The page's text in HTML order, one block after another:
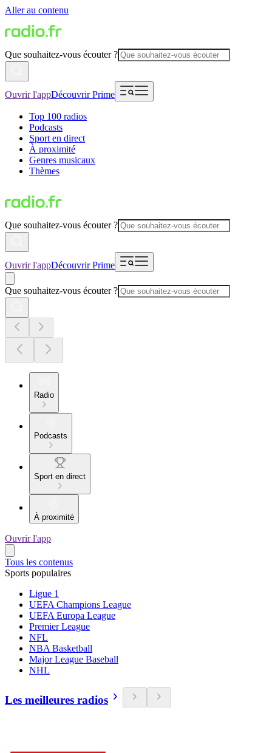
Aller au contenu
Que souhaitez-vous écouter ?
Ouvrir l'appDécouvrir Prime
Top 100 radios
Podcasts
Sport en direct
À proximité
Genres musicaux
Thèmes
Que souhaitez-vous écouter ?
Ouvrir l'appDécouvrir Prime
Que souhaitez-vous écouter ?
Radio
Podcasts
Sport en direct
À proximité
Ouvrir l'app
Tous les contenus
Sports populaires
Ligue 1
UEFA Champions League
UEFA Europa League
Premier League
NFL
NBA Basketball
Major League Baseball
NHL
Les meilleures radios